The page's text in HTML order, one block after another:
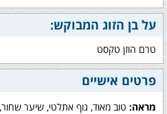
על בן הזוג המבוקש:
טרם הוזן טקסט
פרטים אישיים
מראה: טוב מאוד, גוף אתלטי, שיער שחור,